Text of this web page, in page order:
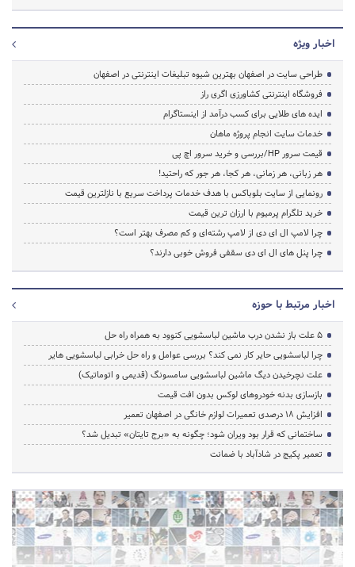
اخبار ویژه
طراحی سایت در اصفهان بهترین شیوه تبلیغات اینترنتی در اصفهان
فروشگاه اینترنتی کشاورزی اگری راز
ایده های طلایی برای کسب درآمد از اینستاگرام
خدمات سایت انجام پروژه ماهان
قیمت سرور HP/بررسی و خرید سرور اچ پی
هر زبانی، هر زمانی، هر کجا، هر جور که راحتید!
رونمایی از سایت بلوباکس با هدف خدمات پرداخت سریع با نازلترین قیمت
خرید تلگرام پرمیوم با ارزان ترین قیمت
چرا لامپ ال ای دی از لامپ رشته‌ای و کم مصرف بهتر است؟
چرا پنل های ال ای دی سقفی فروش خوبی دارند؟
اخبار مرتبط با حوزه
5 علت باز نشدن درب ماشین لباسشویی کنوود به همراه راه حل
چرا لباسشویی حایر کار نمی کند؟ بررسی عوامل و راه حل خرابی لباسشویی هایر
علت نچرخیدن دیگ ماشین لباسشویی سامسونگ (قدیمی و اتوماتیک)
بازسازی بدنه خودروهای لوکس بدون افت قیمت
افزایش ۱۸ درصدی تعمیرات لوازم خانگی در اصفهان تعمیر
ساختمانی که قرار بود ویران شود؛ چگونه به «برج تایتان» تبدیل شد؟
تعمیر پکیج در شادآباد با ضمانت